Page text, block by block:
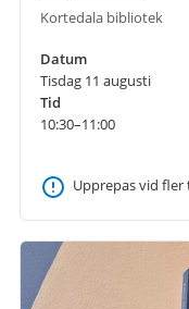
Kortedala bibliotek
Datum
Tisdag 11 augusti
Tid
10:30–11:00
Upprepas vid fler